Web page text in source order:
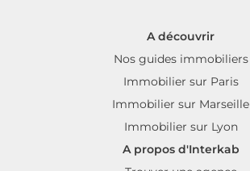
A découvrir
Nos guides immobiliers
Immobilier sur Paris
Immobilier sur Marseille
Immobilier sur Lyon
A propos d'Interkab